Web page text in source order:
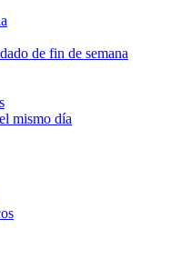
de fin de semana
mismo día